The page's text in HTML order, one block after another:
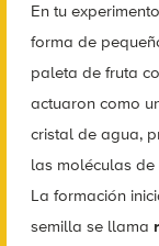
En tu
forma de
paleta de fruta
actuaron como
cristal de agua,
las moléculas
La formación
semilla se llama